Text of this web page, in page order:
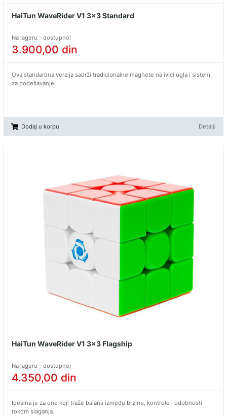
HaiTun WaveRider V1 3x3 Standard
Na lageru - dostupno!
3.900,00 din
Ova standardna verzija sadrži tradicionalne magnete na ivici ugla i sistem
za podešavanje.
Dodaj u korpu Detalji
HaiTun WaveRider V1 3x3 Flagship
Na lageru - dostupno!
4.350,00 din
Idealna je za one koji traže balans između brzine, kontrole i udobnosti
tokom slaganja.